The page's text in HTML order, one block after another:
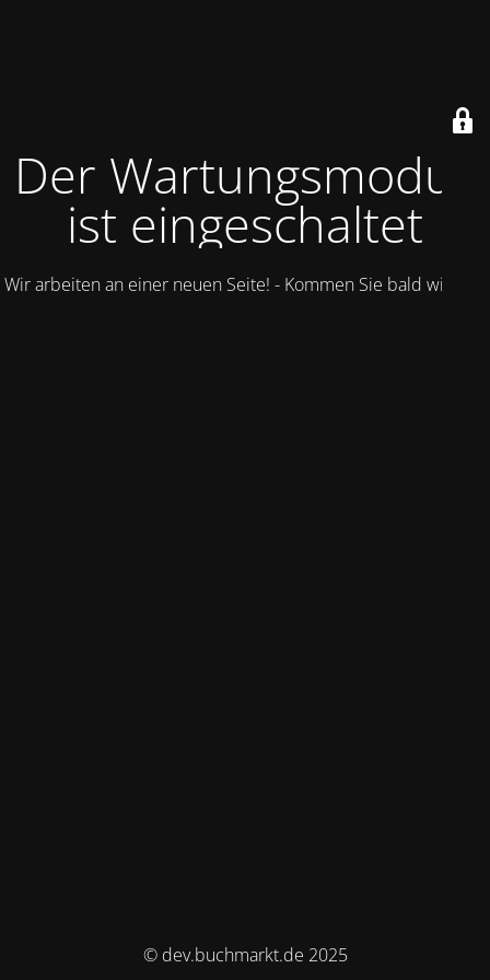
Der Wartungsmodus
ist eingeschaltet
Wir arbeiten an einer neuen Seite! - Kommen Sie bald wieder.
© dev.buchmarkt.de 2025